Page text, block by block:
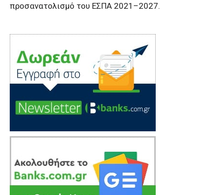
προσανατολισμό του ΕΣΠΑ 2021–2027.